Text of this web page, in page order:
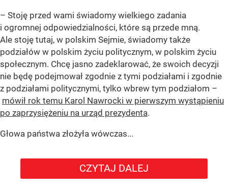
– Stoję przed wami świadomy wielkiego zadania
i ogromnej odpowiedzialności, które są przede mną.
Ale stoję tutaj, w polskim Sejmie, świadomy także
podziałów w polskim życiu politycznym, w polskim życiu
społecznym. Chcę jasno zadeklarować, że swoich decyzji
nie będę podejmował zgodnie z tymi podziałami i zgodnie
z podziałami politycznymi, tylko wbrew tym podziałom –
mówił rok temu Karol Nawrocki w pierwszym wystąpieniu
po zaprzysiężeniu na urząd prezydenta.
Głowa państwa złożyła wówczas...
CZYTAJ DALEJ